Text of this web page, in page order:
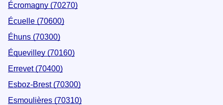
Écromagny (70270)
Écuelle (70600)
Éhuns (70300)
Équevilley (70160)
Errevet (70400)
Esboz-Brest (70300)
Esmoulières (70310)